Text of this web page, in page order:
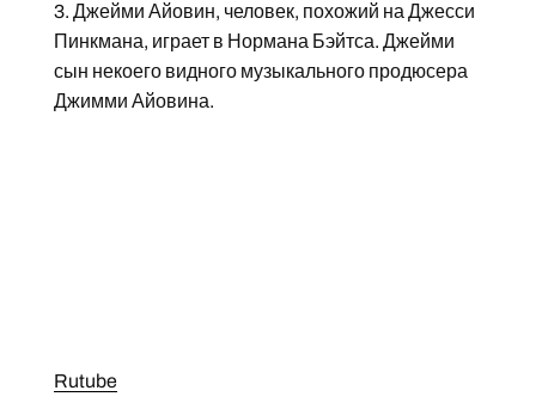
3. Джейми Айовин, человек, похожий на Джесси
Пинкмана, играет в Нормана Бэйтса. Джейми
сын некоего видного музыкального продюсера
Джимми Айовина.
Rutube